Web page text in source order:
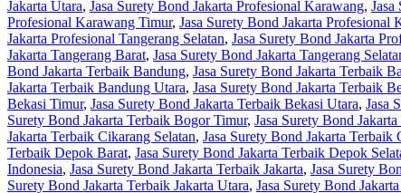
Jakarta Utara, Jasa Surety Bond Jakarta Profesional Karawang, Jasa
Profesional Karawang Timur, Jasa Surety Bond Jakarta Profesional
Jakarta Profesional Tangerang Selatan, Jasa Surety Bond Jakarta
Jakarta Tangerang Barat, Jasa Surety Bond Jakarta Tangerang
Bond Jakarta Terbaik Bandung, Jasa Surety Bond Jakarta Terbaik
Jakarta Terbaik Bandung Utara, Jasa Surety Bond Jakarta Terbaik
Bekasi Timur, Jasa Surety Bond Jakarta Terbaik Bekasi Utara, Jasa
Surety Bond Jakarta Terbaik Bogor Timur, Jasa Surety Bond
Jakarta Terbaik Cikarang Selatan, Jasa Surety Bond Jakarta Terbaik
Terbaik Depok Barat, Jasa Surety Bond Jakarta Terbaik Depok
Indonesia, Jasa Surety Bond Jakarta Terbaik Jakarta, Jasa Surety
Surety Bond Jakarta Terbaik Jakarta Utara, Jasa Surety Bond